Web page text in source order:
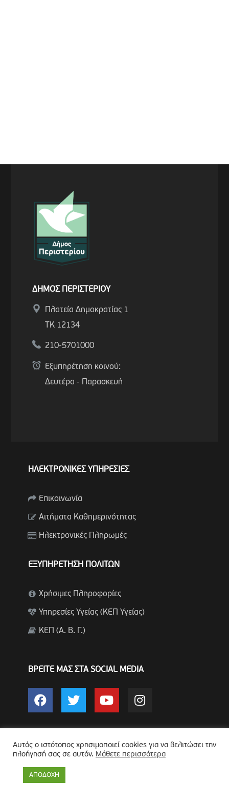
ΔΗΜΟΣ ΠΕΡΙΣΤΕΡΙΟΥ
Πλατεία Δημοκρατίας 1
ΤΚ 12134
210-5701000
Εξυπηρέτηση κοινού:
Δευτέρα - Παρασκευή
ΗΛΕΚΤΡΟΝΙΚΕΣ ΥΠΗΡΕΣΙΕΣ
Επικοινωνία
Αιτήματα Καθημερινότητας
Ηλεκτρονικές Πληρωμές
ΕΞΥΠΗΡΕΤΗΣΗ ΠΟΛΙΤΩΝ
Χρήσιμες Πληροφορίες
Υπηρεσίες Υγείας (ΚΕΠ Υγείας)
ΚΕΠ (Α. Β. Γ.)
ΒΡΕΙΤΕ ΜΑΣ ΣΤΑ SOCIAL MEDIA
ΕΠΙΚΟΙΝΩΝΙΑ
Για άμεση εξυπηρέτηση σε θέματα
Αυτός ο ιστότοπος χρησιμοποιεί cookies για να βελιτώσει την
πλοήγησή σας σε αυτόν. Μάθετε περισσότερα
ΑΠΟΔΟΧΗ